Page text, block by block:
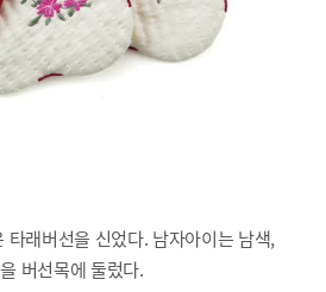
타래버선을 신었다. 남자아이는 남색,
버선목에 둘렀다.